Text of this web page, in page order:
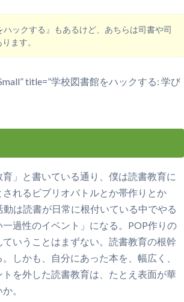
ックする』もあるけど、あちらは司書や司
ます。
title=”学校図書館をハックする: 学び
」と書いている通り、僕は読書教育に
れるビブリオバトルとか帯作りとか
は読書が日常に根付いている中でやる
過性のイベント」になる。POP作りの
いうことはまずない。読書教育の根幹
しかも、自分にあった本を、幅広く、
を外した読書教育は、たとえ表面が華
。